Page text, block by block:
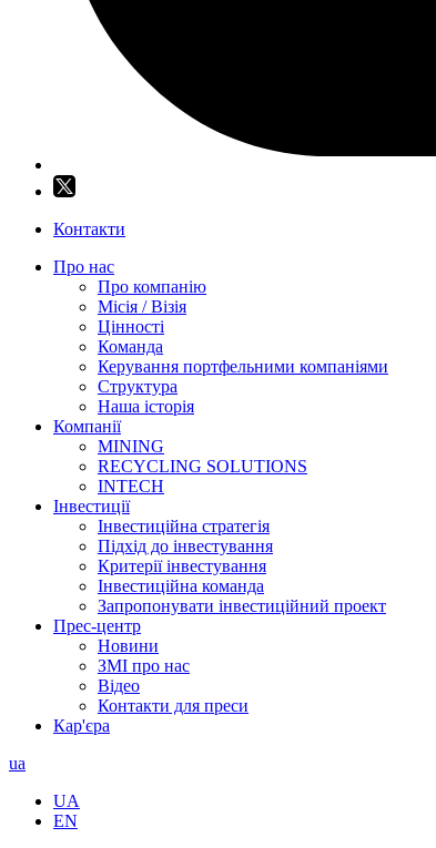
Контакти
Про нас
Про компанію
Місія / Візія
Цінності
Команда
Керування портфельними компаніями
Структура
Наша історія
Компанії
MINING
RECYCLING SOLUTIONS
INTECH
Інвестиції
Інвестиційна стратегія
Підхід до інвестування
Критерії інвестування
Інвестиційна команда
Запропонувати інвестиційний проект
Прес-центр
Новини
ЗМІ про нас
Відео
Контакти для преси
Кар'єра
ua
UA
EN